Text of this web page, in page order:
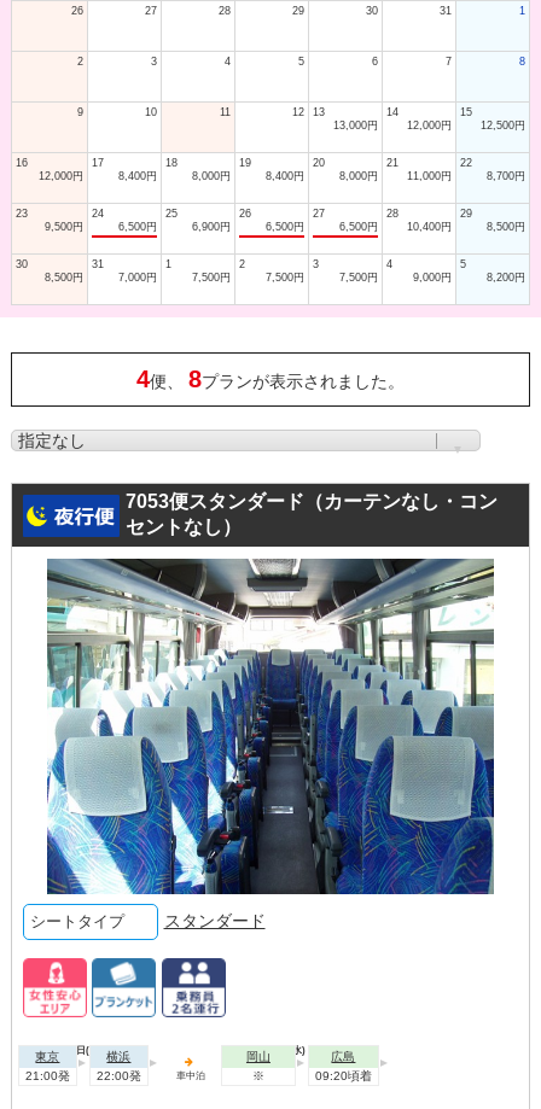
26 27 28 29 30 31 1
2 3 4 5 6 7 8
9 10 11 12
13
13,000円
14
12,000円
15
12,500円
16
12,000円
17
8,400円
18
8,000円
19
8,400円
20
8,000円
21
11,000円
22
8,700円
23
9,500円
24
6,500円
25
6,900円
26
6,500円
27
6,500円
28
10,400円
29
8,500円
30
8,500円
31
7,000円
1
7,500円
2
7,500円
3
7,500円
4
9,000円
5
8,200円
4便、 8プランが表示されました。
7053便スタンダード（カーテンなし・コン
セントなし）
シートタイプ スタンダード
2026年08月11日(火)
東京
21:00発
横浜
22:00発
車中泊
2026年08月12日(水)
岡山
※
広島
09:20頃着